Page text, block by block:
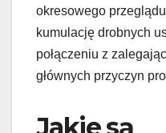
okresowego
kumulację drobnych
połączeniu z
głównych przyczyn